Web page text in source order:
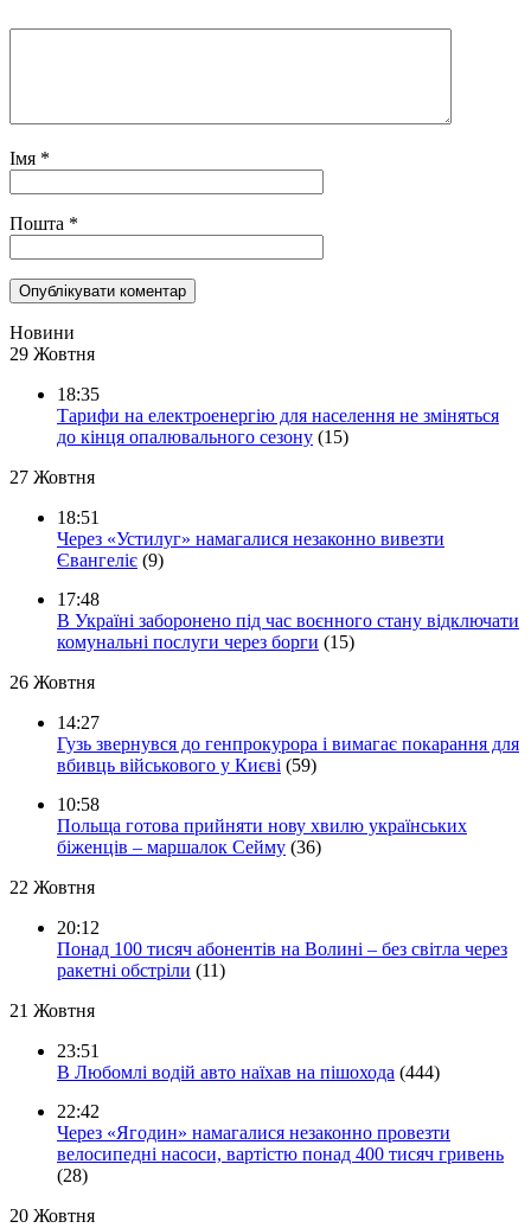
Імя *
Пошта *
Новини
29 Жовтня
18:35
Тарифи на електроенергію для населення не зміняться
до кінця опалювального сезону (15)
27 Жовтня
18:51
Через «Устилуг» намагалися незаконно вивезти
Євангеліє (9)
17:48
В Україні заборонено під час воєнного стану відключати
комунальні послуги через борги (15)
26 Жовтня
14:27
Гузь звернувся до генпрокурора і вимагає покарання для
вбивць військового у Києві (59)
10:58
Польща готова прийняти нову хвилю українських
біженців – маршалок Сейму (36)
22 Жовтня
20:12
Понад 100 тисяч абонентів на Волині – без світла через
ракетні обстріли (11)
21 Жовтня
23:51
В Любомлі водій авто наїхав на пішохода (444)
22:42
Через «Ягодин» намагалися незаконно провезти
велосипедні насоси, вартістю понад 400 тисяч гривень
(28)
20 Жовтня